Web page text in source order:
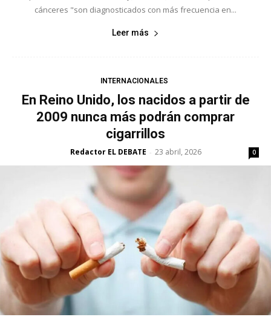
cánceres "son diagnosticados con más frecuencia en...
Leer más
INTERNACIONALES
En Reino Unido, los nacidos a partir de
2009 nunca más podrán comprar
cigarrillos
Redactor EL DEBATE - 23 abril, 2026 0